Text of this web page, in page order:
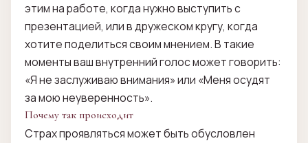
этим на работе, когда нужно выступить с
презентацией, или в дружеском кругу, когда
хотите поделиться своим мнением. В такие
моменты ваш внутренний голос может говорить:
«Я не заслуживаю внимания» или «Меня осудят
за мою неуверенность».
Почему так происходит
Страх проявляться может быть обусловлен